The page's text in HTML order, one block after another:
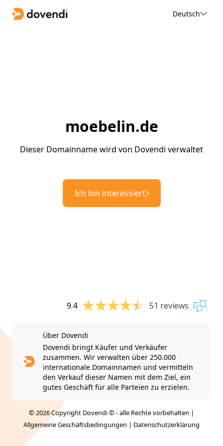
Deutsch
moebelin.de
Dieser Domainname wird von Dovendi verwaltet
Ich bin interessiert
9.4 51 reviews
Über Dovendi
Dovendi bringt Käufer und Verkäufer
zusammen. Wir verwalten über 250.000
internationale Domainnamen und vermitteln
den Verkauf dieser Namen mit dem Ziel, ein
gutes Geschäft für alle Parteien zu erzielen.
© 2026 Copyright Dovendi © - alle Rechte vorbehalten |
Allgemeine Geschäftsbedingungen | Datenschutzerklärung